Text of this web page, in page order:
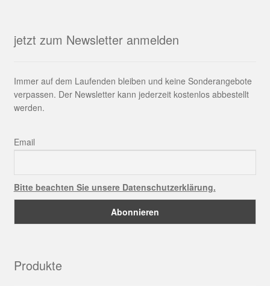
jetzt zum Newsletter anmelden
Immer auf dem Laufenden bleiben und keine Sonderangebote
verpassen. Der Newsletter kann jederzeit kostenlos abbestellt
werden.
Email
Bitte beachten Sie unsere Datenschutzerklärung.
Produkte